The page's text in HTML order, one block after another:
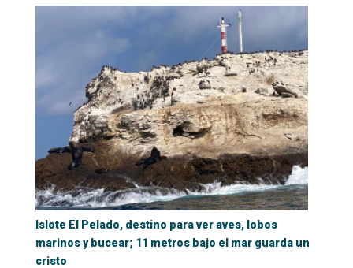
Islote El Pelado, destino para ver aves, lobos
marinos y bucear; 11 metros bajo el mar guarda un
cristo